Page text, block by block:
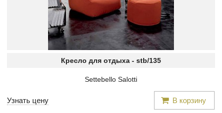
Кресло для отдыха - stb/135
Settebello Salotti
Узнать цену В корзину